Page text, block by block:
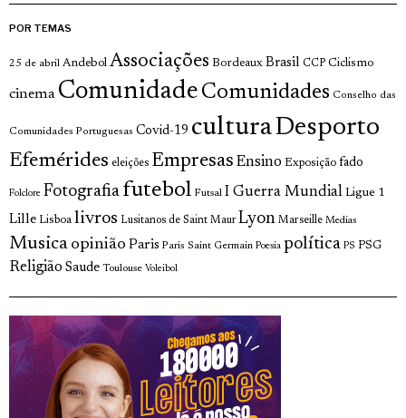
POR TEMAS
25 de abril Andebol Associações Bordeaux Brasil CCP Ciclismo
cinema Comunidade Comunidades Conselho das
Comunidades Portuguesas Covid-19 culturaDesporto
Efemérides eleições Empresas Ensino Exposição fado
Folclore Fotografia futebol Futsal I Guerra Mundial Ligue 1
Lille Lisboa livros Lusitanos de Saint Maur Lyon Marseille Medias
Musica opinião Paris Paris Saint Germain Poesia política PS PSG
Religião Saude Toulouse Voleibol